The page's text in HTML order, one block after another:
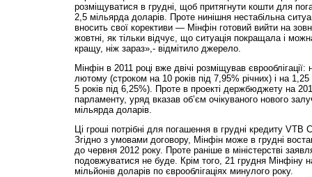
розміщуватися в грудні, щоб притягнути кошти для
2,5 мільярда доларів. Проте нинішня нестабільна
вносить свої корективи — Мінфін готовий вийти на
жовтні, як тільки відчує, що ситуація покращала і
кращу, ніж зараз»,- відмітило джерело.
Мінфін в 2011 році вже двічі розміщував
лютому (строком на 10 років під 7,95% річних) і на
5 років під 6,25%). Проте в проекті держбюджету на
парламенту, уряд вказав об’єм очікуваного нового
мільярда доларів.
Ці гроші потрібні для погашення в грудні кредиту
Згідно з умовами договору, Мінфін може в грудні
до червня 2012 року. Проте раніше в міністерстві
подовжуватися не буде. Крім того, 21 грудня Мінфіну
мільйонів доларів по єврооблігаціях минулого року.